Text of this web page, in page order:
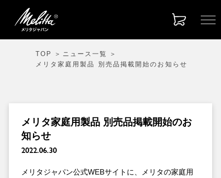
TOP
ニュース一覧
メリタ家庭用製品 別売品掲載開始のお知らせ
メリタ家庭用製品 別売品掲載開始のお
知らせ
2022.06.30
メリタジャパン公式WEBサイトに、メリタの家庭用